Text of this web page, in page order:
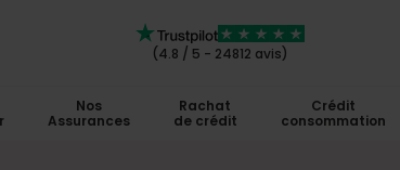
(4.8 / 5 - 24812 avis)
Nos
Assurances
Rachat
de crédit
Crédit
consommation